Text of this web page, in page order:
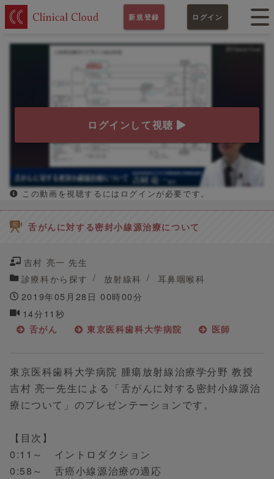
新規登録 ログイン
ログインして視聴
この動画を視聴するにはログインが必要です。
舌がんに対する密封小線源治療について
吉村 亮一 先生
診療科から探す
放射線科
耳鼻咽喉科
2019年05月28日 00時00分
14分11秒
舌がん 東京医科歯科大学病院 医師
東京医科歯科大学病院 腫瘍放射線治療学分野 教授
吉村 亮一先生による「舌がんに対する密封小線源治
療について」のプレゼンテーションです。
【目次】
0:11～ イントロダクション
0:58～ 舌癌小線源治療の適応